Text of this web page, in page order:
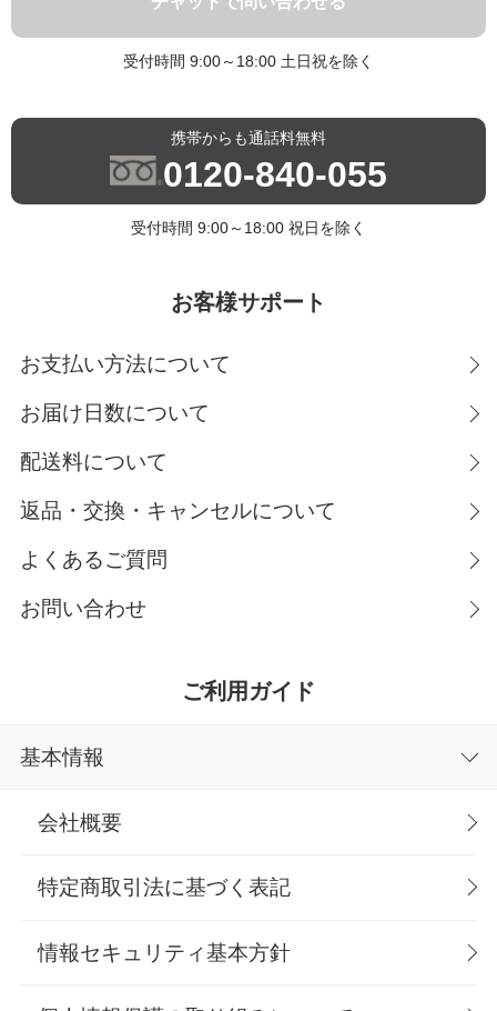
受付時間 9:00～18:00 土日祝を除く
携帯からも通話料無料
0120-840-055
受付時間 9:00～18:00 祝日を除く
お客様サポート
お支払い方法について
お届け日数について
配送料について
返品・交換・キャンセルについて
よくあるご質問
お問い合わせ
ご利用ガイド
基本情報
会社概要
特定商取引法に基づく表記
情報セキュリティ基本方針